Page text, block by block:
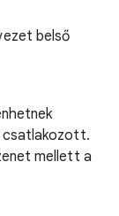
belső
csatlakozott.
mellett a